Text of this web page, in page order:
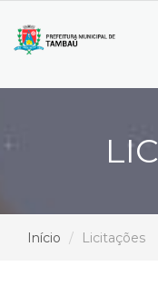
Início Licitações